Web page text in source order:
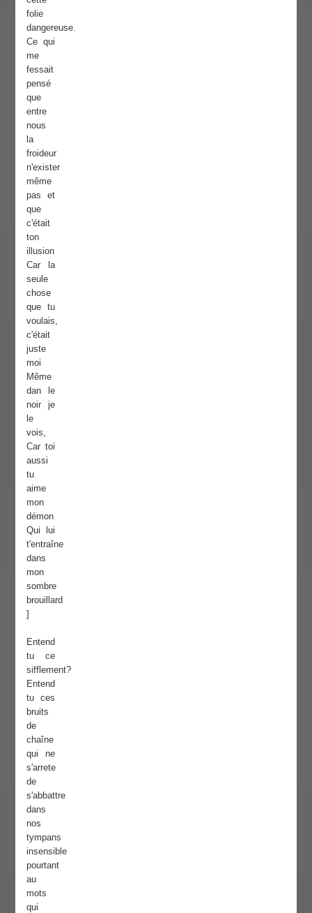
folie
dangereuse.
Ce qui
me
fessait
pensé
que
entre
nous
la
froideur
n'exister
même
pas et
que
c'était
ton
illusion
Car la
seule
chose
que tu
voulais,
c'était
juste
moi
Même
dan le
noir je
le
vois,
Car toi
aussi
tu
aime
mon
démon
Qui lui
t'entraîne
dans
mon
sombre
brouillard
]
Entend
tu ce
sifflement?
Entend
tu ces
bruits
de
chaîne
qui ne
s'arrete
de
s'abbattre
dans
nos
tympans
insensible
pourtant
au
mots
qui